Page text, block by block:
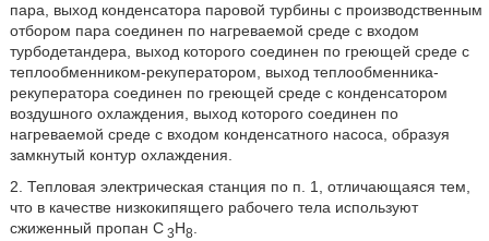
пара, выход конденсатора паровой турбины с производственным
отбором пара соединен по нагреваемой среде с входом
турбодетандера, выход которого соединен по греющей среде с
теплообменником-рекуператором, выход теплообменника-
рекуператора соединен по греющей среде с конденсатором
воздушного охлаждения, выход которого соединен по
нагреваемой среде с входом конденсатного насоса, образуя
замкнутый контур охлаждения.
2. Тепловая электрическая станция по п. 1, отличающаяся тем,
что в качестве низкокипящего рабочего тела используют
сжиженный пропан C3H8